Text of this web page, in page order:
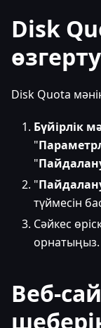
Disk
өзгерту
Disk Quota
Бүйірлік
"
"
"
түймесін
Сәйкес
орнатыңыз.
Веб-